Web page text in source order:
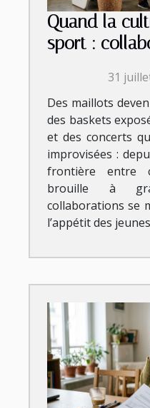
Quand la
sport :
émergentes
31
Des maillots
des baskets
et des concerts
improvisées :
frontière entre
brouille à
collaborations se
l’appétit des